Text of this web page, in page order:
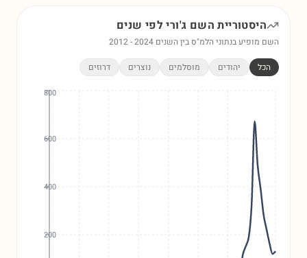
היסטוריית השם ג'ורילפי שנים
השם מופיע בנתוני הלמ"ס בין השנים 2012-2024
הכל יהודים מוסלמים נוצרים דרוזים
200
400
600
800